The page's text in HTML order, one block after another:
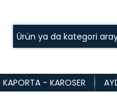
KAPORTA - KAROSER